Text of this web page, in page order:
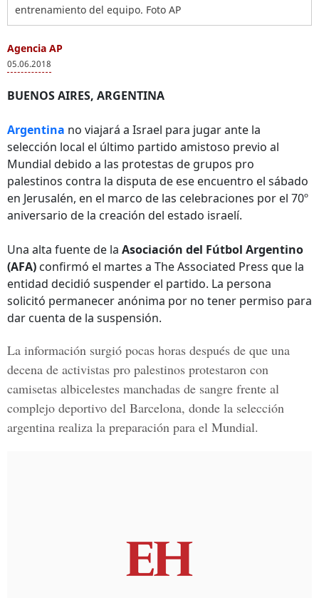
entrenamiento del equipo. Foto AP
Agencia AP
05.06.2018
BUENOS AIRES, ARGENTINA
Argentina no viajará a Israel para jugar ante la
selección local el último partido amistoso previo al
Mundial debido a las protestas de grupos pro
palestinos contra la disputa de ese encuentro el sábado
en Jerusalén, en el marco de las celebraciones por el 70º
aniversario de la creación del estado israelí.
Una alta fuente de la Asociación del Fútbol Argentino
(AFA) confirmó el martes a The Associated Press que la
entidad decidió suspender el partido. La persona
solicitó permanecer anónima por no tener permiso para
dar cuenta de la suspensión.
La información surgió pocas horas después de que una
decena de activistas pro palestinos protestaron con
camisetas albicelestes manchadas de sangre frente al
complejo deportivo del Barcelona, donde la selección
argentina realiza la preparación para el Mundial.